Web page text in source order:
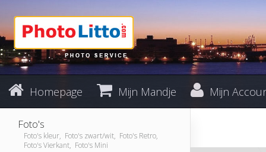
Homepage Mijn Mandje Mijn
Foto's
Foto's kleur, Foto's zwart/wit, Foto's Retro,
Foto's Vierkant, Foto's Mini